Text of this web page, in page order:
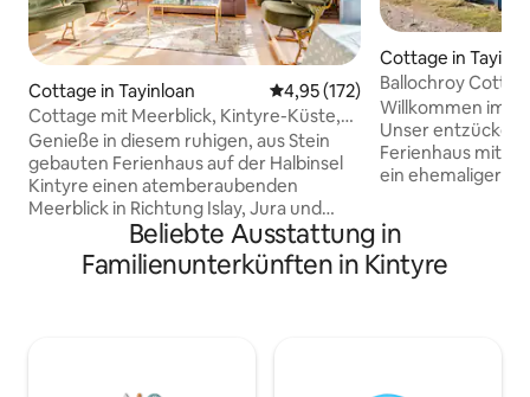
Cottage in Tayinloan Durchschnittliche Bewertung:
4,95 (172)
Cottage mit Meerblick, Kintyre-Küste,
Schottland
Genieße in diesem ruhigen, aus Stein
gebauten Ferienhaus auf der Halbinsel
Kintyre einen atemberaubenden
Meerblick in Richtung Islay, Jura und
Gigha. Nur 5 Minuten von der Gigha-
Fähre und 20 Minuten von den Islay-
Fähren entfernt ist sie ein perfekter
und bietet direkten Zugang zu
Cottage in
Ballochroy
Willkommen im
Unser
Ferienhaus mit
ein ehemaliger
Landschaft,
erstaunliche
Schwimmen sind
Der perfekte Ort,
Beliebte Ausstattung in
Familienunterkünften in Kintyre